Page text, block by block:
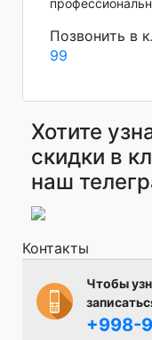
Позвонить в
99
Хотите
скидки в
наш
Контакты
Чтобы
+998-